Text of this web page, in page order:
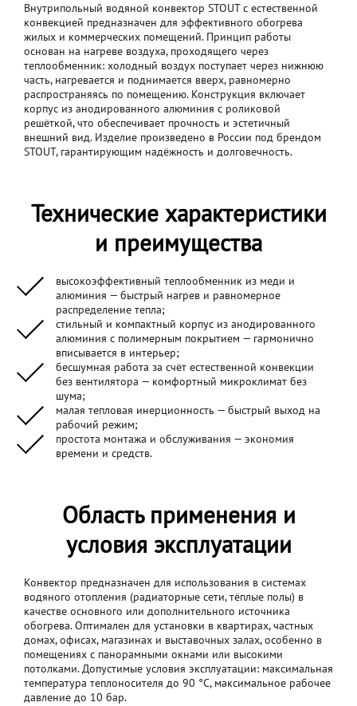
Внутрипольный водяной конвектор STOUT с естественной
конвекцией предназначен для эффективного обогрева
жилых и коммерческих помещений. Принцип работы
основан на нагреве воздуха, проходящего через
теплообменник: холодный воздух поступает через нижнюю
часть, нагревается и поднимается вверх, равномерно
распространяясь по помещению. Конструкция включает
корпус из анодированного алюминия с роликовой
решёткой, что обеспечивает прочность и эстетичный
внешний вид. Изделие произведено в России под брендом
STOUT, гарантирующим надёжность и долговечность.
Технические характеристики
и преимущества
высокоэффективный теплообменник из меди и
алюминия — быстрый нагрев и равномерное
распределение тепла;
стильный и компактный корпус из анодированного
алюминия с полимерным покрытием — гармонично
вписывается в интерьер;
бесшумная работа за счёт естественной конвекции
без вентилятора — комфортный микроклимат без
шума;
малая тепловая инерционность — быстрый выход на
рабочий режим;
простота монтажа и обслуживания — экономия
времени и средств.
Область применения и
условия эксплуатации
Конвектор предназначен для использования в системах
водяного отопления (радиаторные сети, тёплые полы) в
качестве основного или дополнительного источника
обогрева. Оптимален для установки в квартирах, частных
домах, офисах, магазинах и выставочных залах, особенно в
помещениях с панорамными окнами или высокими
потолками. Допустимые условия эксплуатации: максимальная
температура теплоносителя до 90 °C, максимальное рабочее
давление до 10 бар.